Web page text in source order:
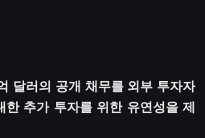
달러의 공개 채무를 외부 투자자
추가 투자를 위한 유연성을 제